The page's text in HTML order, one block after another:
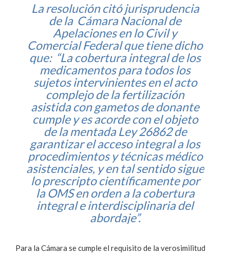
La resolución citó jurisprudencia
de la Cámara Nacional de
Apelaciones en lo Civil y
Comercial Federal que tiene dicho
que: “La cobertura integral de los
medicamentos para todos los
sujetos intervinientes en el acto
complejo de la fertilización
asistida con gametos de donante
cumple y es acorde con el objeto
de la mentada Ley 26862 de
garantizar el acceso integral a los
procedimientos y técnicas médico
asistenciales, y en tal sentido sigue
lo prescripto científicamente por
la OMS en orden a la cobertura
integral e interdisciplinaria del
abordaje”.
Para la Cámara se cumple el requisito de la verosimilitud